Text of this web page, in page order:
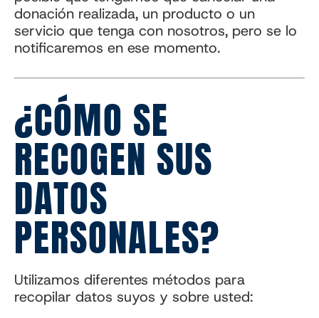
donación realizada, un producto o un
servicio que tenga con nosotros, pero se lo
notificaremos en ese momento.
¿CÓMO SE
RECOGEN SUS
DATOS
PERSONALES?
Utilizamos diferentes métodos para
recopilar datos suyos y sobre usted: